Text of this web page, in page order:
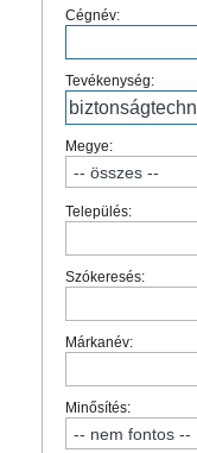
Cégnév:
Tevékenység:
Megye:
Település:
Szókeresés:
Márkanév:
Minősítés: